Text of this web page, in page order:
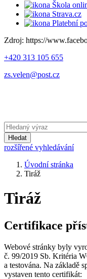
Škola
Strava.cz
Platební
Zdroj: https://
+420 313 105 655
zs.velen@post.cz
Hledat
rozšířené vyhledávání
Úvodní stránka
Tiráž
Tiráž
Certifikace
Webové stránky byly
č. 99/2019 Sb. Kritéria
a testována. Na základě
vystaven tento certifikát: